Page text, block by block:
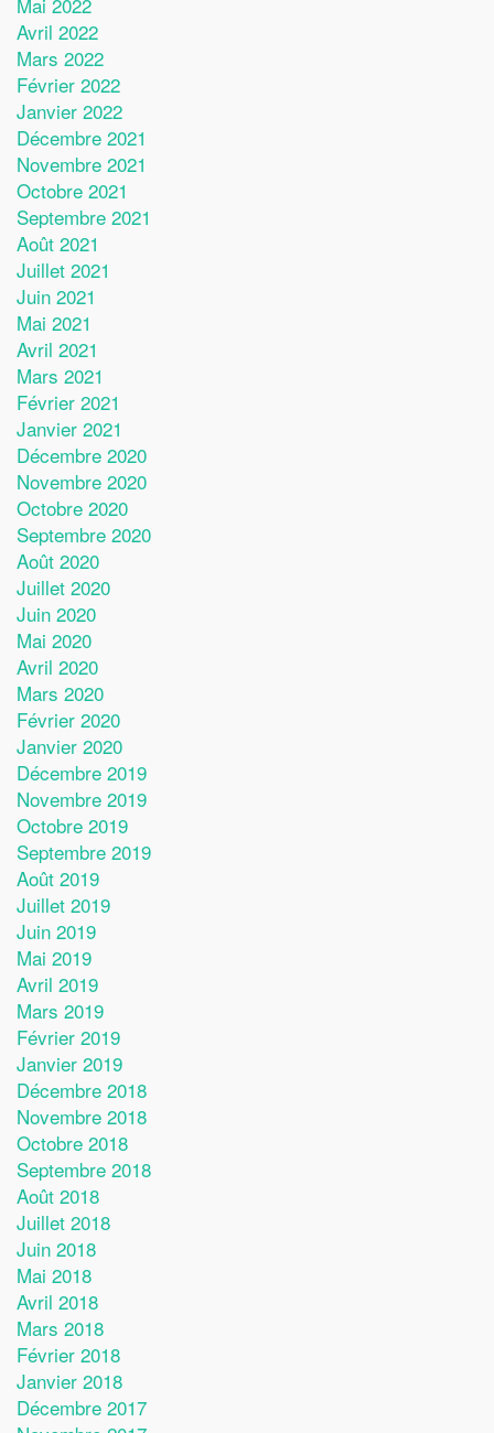
Avril 2022
Mars 2022
Février 2022
Janvier 2022
Décembre 2021
Novembre 2021
Octobre 2021
Septembre 2021
Août 2021
Juillet 2021
Juin 2021
Mai 2021
Avril 2021
Mars 2021
Février 2021
Janvier 2021
Décembre 2020
Novembre 2020
Octobre 2020
Septembre 2020
Août 2020
Juillet 2020
Juin 2020
Mai 2020
Avril 2020
Mars 2020
Février 2020
Janvier 2020
Décembre 2019
Novembre 2019
Octobre 2019
Septembre 2019
Août 2019
Juillet 2019
Juin 2019
Mai 2019
Avril 2019
Mars 2019
Février 2019
Janvier 2019
Décembre 2018
Novembre 2018
Octobre 2018
Septembre 2018
Août 2018
Juillet 2018
Juin 2018
Mai 2018
Avril 2018
Mars 2018
Février 2018
Janvier 2018
Décembre 2017